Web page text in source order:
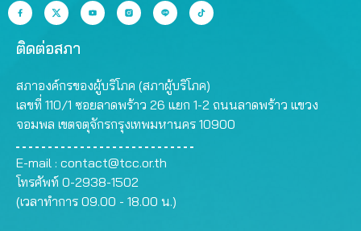
ติดต่อสภา
สภาองค์กรของผู้บริโภค (สภาผู้บริโภค)
เลขที่ 110/1 ซอยลาดพร้าว 26 แยก 1-2 ถนนลาดพร้าว แขวง
จอมพล เขตจตุจักรกรุงเทพมหานคร 10900
E-mail : contact@tcc.or.th
โทรศัพท์ 0-2938-1502
(เวลาทำการ 09.00 - 18.00 น.)